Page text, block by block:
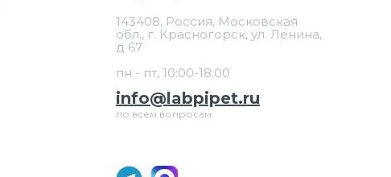
info@labpipet.ru
по всем вопросам
143408, Россия, Московская
обл., г. Красногорск, ул. Ленина,
д 67
пн - пт, 10:00-18:00